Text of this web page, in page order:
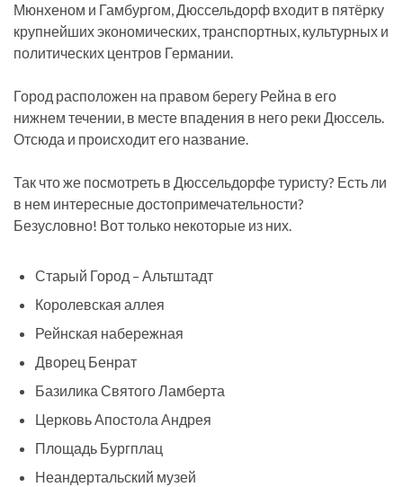
Мюнхеном и Гамбургом, Дюссельдорф входит в пятёрку
крупнейших экономических, транспортных, культурных и
политических центров Германии.
Город расположен на правом берегу Рейна в его
нижнем течении, в месте впадения в него реки Дюссель.
Отсюда и происходит его название.
Так что же посмотреть в Дюссельдорфе туристу? Есть ли
в нем интересные достопримечательности?
Безусловно! Вот только некоторые из них.
Старый Город – Альтштадт
Королевская аллея
Рейнская набережная
Дворец Бенрат
Базилика Святого Ламберта
Церковь Апостола Андрея
Площадь Бургплац
Неандертальский музей